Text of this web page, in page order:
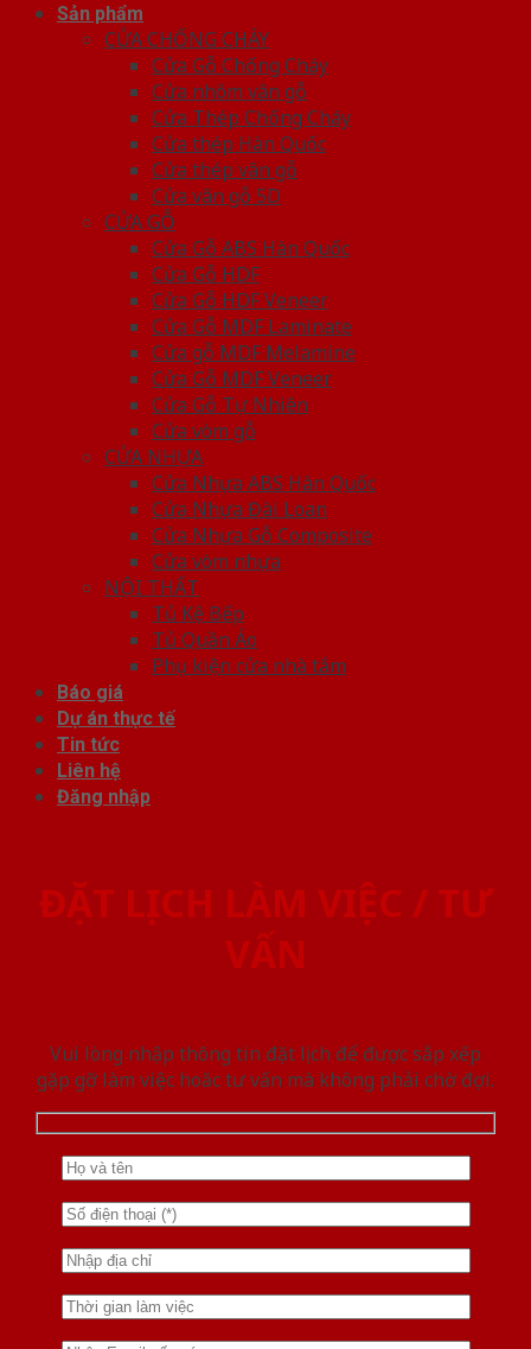
Sản phẩm
CỬA CHỐNG CHÁY
Cửa Gỗ Chống Cháy
Cửa nhôm vân gỗ
Cửa Thép Chống Cháy
Cửa thép Hàn Quốc
Cửa thép vân gỗ
Cửa vân gỗ 5D
CỬA GỖ
Cửa Gỗ ABS Hàn Quốc
Cửa Gỗ HDF
Cửa Gỗ HDF Veneer
Cửa Gỗ MDF Laminate
Cửa gỗ MDF Melamine
Cửa Gỗ MDF Veneer
Cửa Gỗ Tự Nhiên
Cửa vòm gỗ
CỬA NHỰA
Cửa Nhựa ABS Hàn Quốc
Cửa Nhựa Đài Loan
Cửa Nhựa Gỗ Composite
Cửa vòm nhựa
NỘI THẤT
Tủ Kệ Bếp
Tủ Quần Áo
Phụ kiện cửa nhà tắm
Báo giá
Dự án thực tế
Tin tức
Liên hệ
Đăng nhập
ĐẶT LỊCH LÀM VIỆC / TƯ
VẤN
Vui lòng nhập thông tin đặt lịch để được sắp xếp
gặp gỡ làm việc hoăc tư vấn mà không phải chờ đợi.